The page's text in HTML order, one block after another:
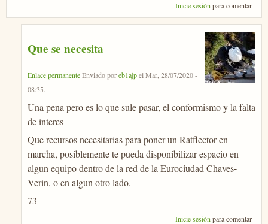
Inicie sesiónpara comentar
Que se necesita
Enlace permanenteEnviado poreb1ajpelMar, 28/07/2020 -
08:35.
Una pena pero es lo que sule pasar, el conformismo y la falta
de interes
Que recursos necesitarias para poner un Ratflector en
marcha, posiblemente te pueda disponibilizar espacio en
algun equipo dentro de la red de la Eurociudad Chaves-
Verin, o en algun otro lado.
73
Inicie sesión para comentar